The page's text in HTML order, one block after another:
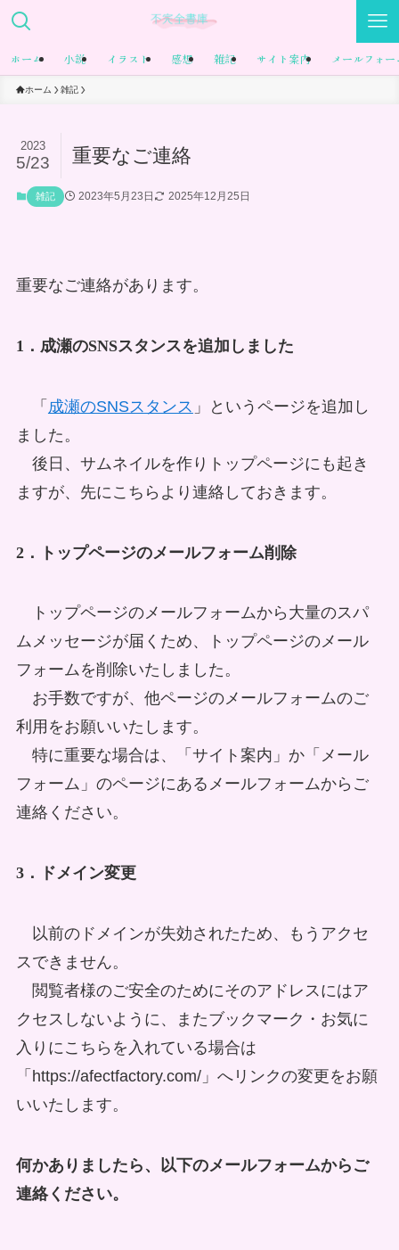
ホーム 小説 イラスト 感想 雑記 サイト案内 メールフォー
ホーム 雑記
重要なご連絡
2023
5/23
雑記 2023年5月23日 2025年12月25日
重要なご連絡があります。
1．成瀬のSNSスタンスを追加しました
「 成瀬のSNSスタンス 」というページを追加し
ました。
後日、サムネイルを作りトップページにも起き
ますが、先にこちらより連絡しておきます。
2．トップページのメールフォーム削除
トップページのメールフォームから大量のスパ
ムメッセージが届くため、トップページのメール
フォームを削除いたしました。
お手数ですが、他ページのメールフォームのご
利用をお願いいたします。
特に重要な場合は、「サイト案内」か「メール
フォーム」のページにあるメールフォームからご
連絡ください。
3．ドメイン変更
以前のドメインが失効されたため、もうアクセ
スできません。
閲覧者様のご安全のためにそのアドレスにはア
クセスしないように、またブックマーク・お気に
入りにこちらを入れている場合は
「https://afectfactory.com/」へリンクの変更をお願
いいたします。
何かありましたら、以下のメールフォームからご
連絡ください。